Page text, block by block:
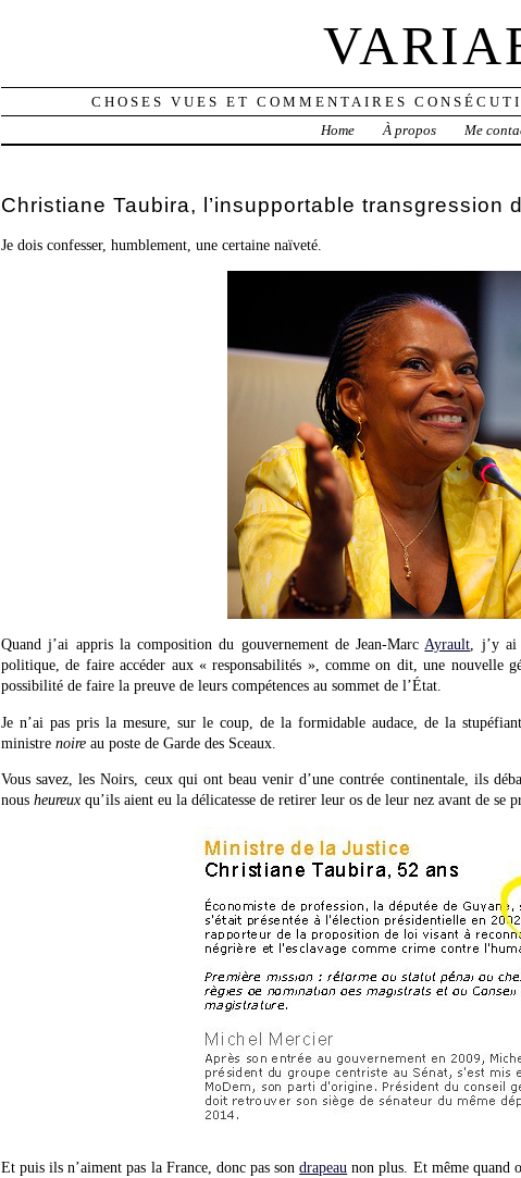
CHOSES VUES ET COMMENTAIRES
Home
À propos Me
Christiane Taubira, l’insupportable transgression
Je dois confesser, humblement, une certaine naïveté.
Quand j’ai appris la composition du gouvernement de Jean-MarcAyrault, j’y ai
politique, de faire accéder aux « responsabilités », comme on dit, une nouvelle
possibilité de faire la preuve de leurs compétences au sommet de l’État.
Je n’ai pas pris la mesure, sur le coup, de la formidable audace, de la
ministre noire au poste de Garde des Sceaux.
Vous savez, les Noirs, ceux qui ont beau venir d’une contrée continentale, ils
nous heureux qu’ils aient eu la délicatesse de retirer leur os de leur nez avant de se
Et puis ils n’aiment pas la France, donc pas sondrapeau non plus. Et même quand